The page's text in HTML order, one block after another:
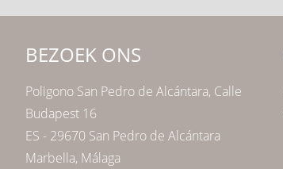
BEZOEK ONS
Poligono San Pedro de Alcántara, Calle
Budapest 16
ES - 29670 San Pedro de Alcántara
Marbella, Málaga